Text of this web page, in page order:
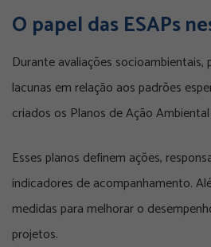
O papel das ESAPs
Durante avaliações
lacunas em relação aos padrões
criados os Planos de Ação
Esses planos definem ações,
indicadores de acompanhamento.
medidas para melhorar o
projetos.